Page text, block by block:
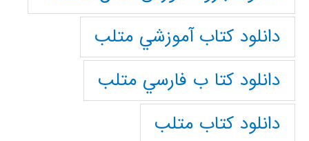
دانلود كتاب آموزشي متلب
دانلود كتا ب فارسي متلب
دانلود كتاب متلب